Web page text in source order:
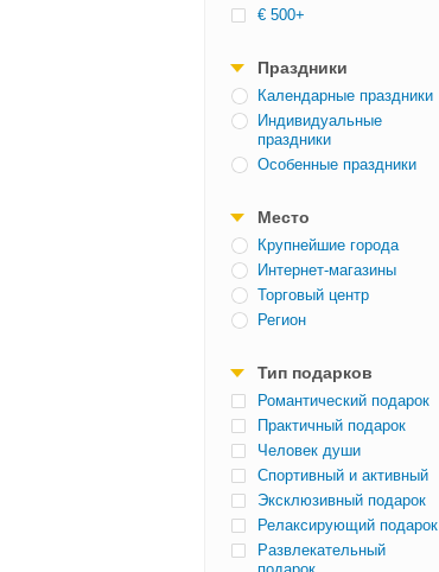
€ 500+
Праздники
Календарные праздники
Индивидуальные
праздники
Особенные праздники
Место
Крупнейшие города
Интернет-магазины
Торговый центр
Регион
Тип подарков
Романтический подарок
Практичный подарок
Человек души
Спортивный и активный
Эксклюзивный подарок
Релаксирующий подарок
Развлекательный